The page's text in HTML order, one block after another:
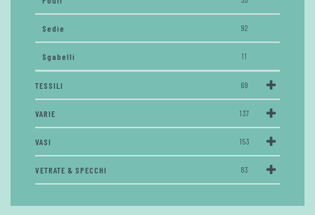
Sedie 92
Sgabelli 11
TESSILI 69
VARIE 137
VASI 153
VETRATE & SPECCHI 83